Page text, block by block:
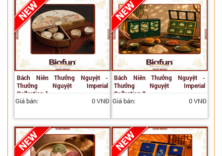
Bách Niên Thưởng Nguyệt -
Thưởng Nguyệt Imperial
Collection 1
Giá bán: 0 VNĐ
Bách Niên Thưởng Nguyệt -
Thưởng Nguyệt Imperial
Collection 2
Giá bán: 0 VNĐ